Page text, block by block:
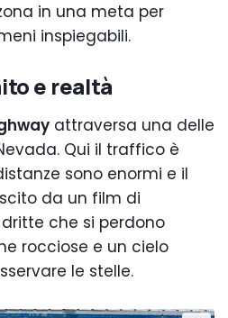
in una meta per
inspiegabili.
e realtà
attraversa una delle
Qui il traffico è
sono enormi e il
da un film di
che si perdono
rocciose e un cielo
le stelle.